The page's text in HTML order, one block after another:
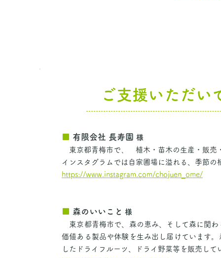
ご支援いただい
■ 有限会社 長寿園 様
東京都青梅市で、゙植木・苗木の生産・販売
インスタグラムでは自家圃場に溢れる、季節
https://www.instagram.com/chojuen_ome/
■ 森のいいこと 様
東京都青梅市で、森の恵み、そして森に関
価値ある製品や体験を生み出し届けています
したドライフルーツ、ドライ野菜等を販売して